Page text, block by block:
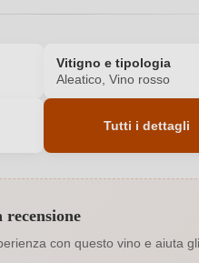
Vitigno e tipologia
Aleatico, Vino rosso
Tutti i dettagli
recensione
con questo vino e aiuta